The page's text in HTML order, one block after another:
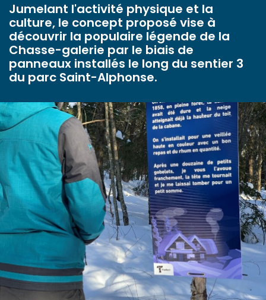
Jumelant l'activité physique et la
culture, le concept proposé vise à
découvrir la populaire légende de la
Chasse-galerie par le biais de
panneaux installés le long du sentier 3
du parc Saint-Alphonse.